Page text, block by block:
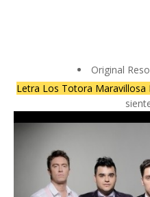
Original
Letra Los Totora Maravillosa